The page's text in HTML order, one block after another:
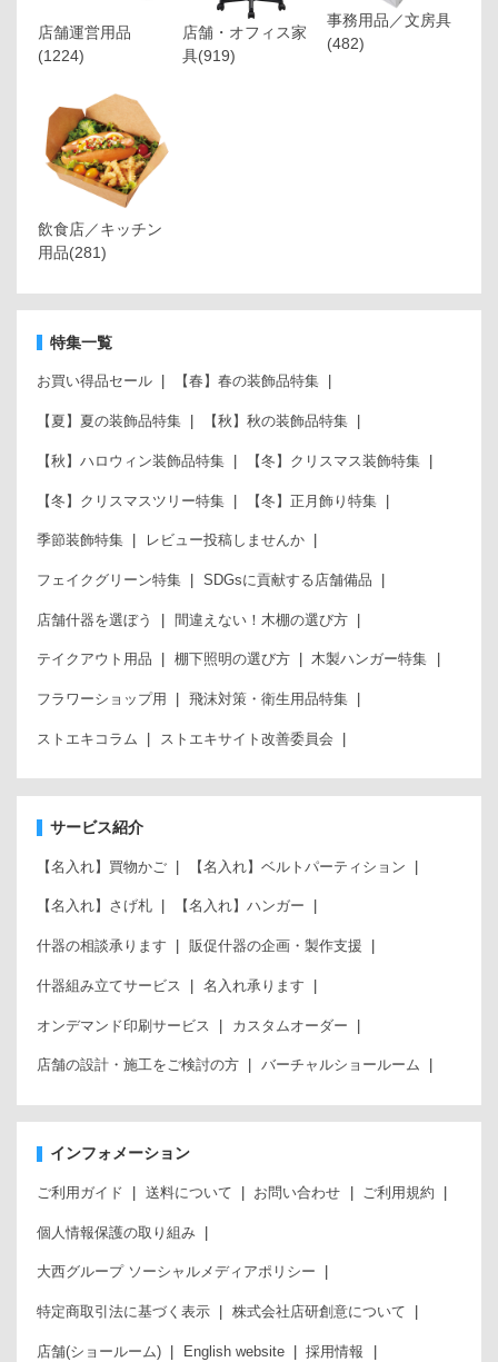
店舗運営用品
(1224)
店舗・オフィス家
具(919)
事務用品／文房具
(482)
飲食店／キッチン
用品(281)
特集一覧
お買い得品セール 【春】春の装飾品特集
【夏】夏の装飾品特集 【秋】秋の装飾品特集
【秋】ハロウィン装飾品特集 【冬】クリスマス装飾特集
【冬】クリスマスツリー特集 【冬】正月飾り特集
季節装飾特集 レビュー投稿しませんか
フェイクグリーン特集 SDGsに貢献する店舗備品
店舗什器を選ぼう 間違えない！木棚の選び方
テイクアウト用品 棚下照明の選び方 木製ハンガー特集
フラワーショップ用 飛沫対策・衛生用品特集
ストエキコラム ストエキサイト改善委員会
サービス紹介
【名入れ】買物かご 【名入れ】ベルトパーティション
【名入れ】さげ札 【名入れ】ハンガー
什器の相談承ります 販促什器の企画・製作支援
什器組み立てサービス 名入れ承ります
オンデマンド印刷サービス カスタムオーダー
店舗の設計・施工をご検討の方 バーチャルショールーム
インフォメーション
ご利用ガイド 送料について お問い合わせ ご利用規約
個人情報保護の取り組み
大西グループ ソーシャルメディアポリシー
特定商取引法に基づく表示 株式会社店研創意について
店舗(ショールーム) English website 採用情報